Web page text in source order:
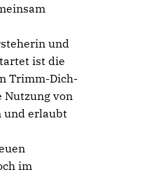
und
ist die
Trimm-Dich-
Nutzung von
und erlaubt
im